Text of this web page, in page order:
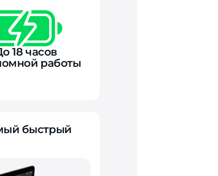
18 часов
работы
быстрый